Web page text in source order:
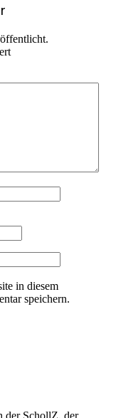
in diesem
speichern.
der SchollZ, der